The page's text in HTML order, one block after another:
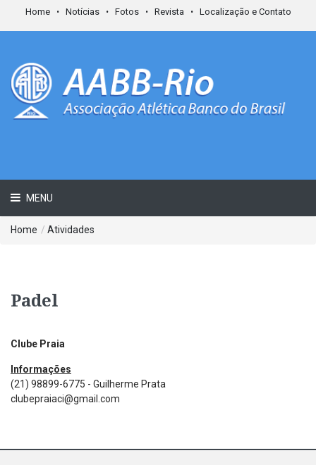
Home Notícias Fotos Revista Localização e Contato
MENU
Home / Atividades
Padel
Clube Praia
Informações
(21) 98899-6775 - Guilherme Prata
clubepraiaci@gmail.com